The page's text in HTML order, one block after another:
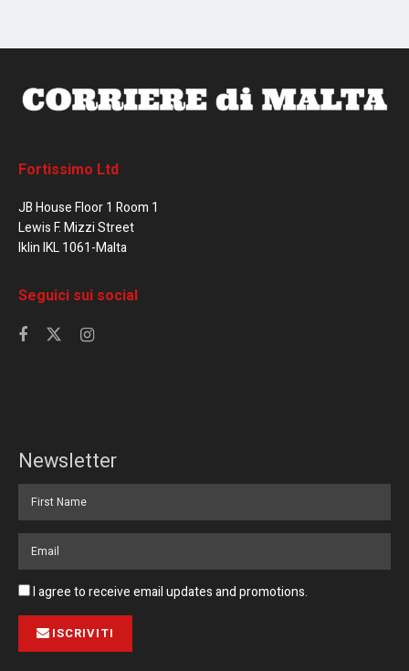
Fortissimo Ltd
JB House Floor 1 Room 1
Lewis F. Mizzi Street
Iklin IKL 1061-Malta
Seguici sui social
Newsletter
I agree to receive email updates and promotions.
ISCRIVITI